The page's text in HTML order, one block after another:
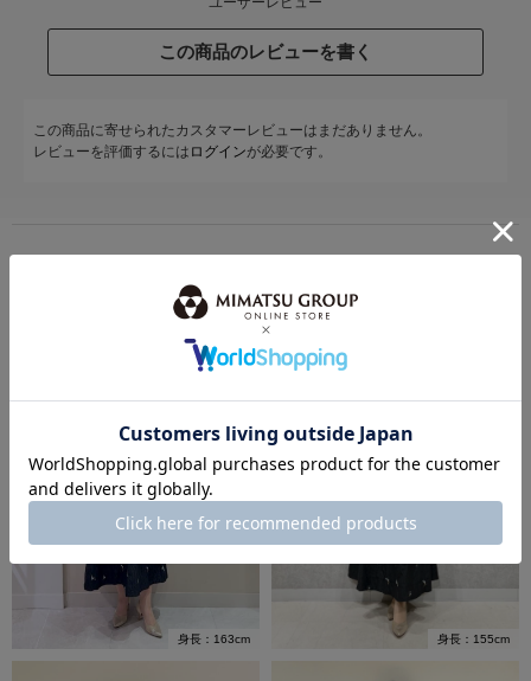
この商品のレビューを書く
この商品に寄せられたカスタマーレビューはまだありません。
レビューを評価するには ログインが必要です。
スタッフコーディネート
身長：163cm 身長：155cm